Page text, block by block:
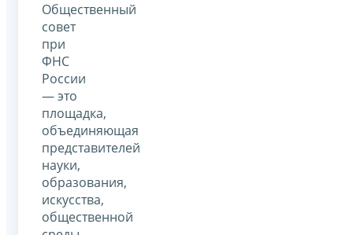
Общественный
совет
при
ФНС
России
— это
площадка,
объединяющая
представителей
науки,
образования,
искусства,
общественной